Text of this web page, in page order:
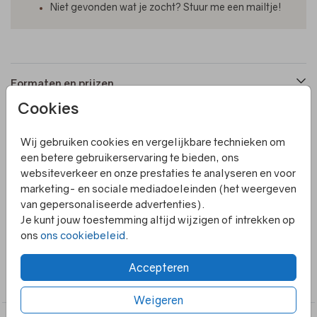
Cookies
Wij gebruiken cookies en vergelijkbare technieken om
een betere gebruikerservaring te bieden, ons
websiteverkeer en onze prestaties te analyseren en voor
marketing- en sociale mediadoeleinden (het weergeven
van gepersonaliseerde advertenties).
Je kunt jouw toestemming altijd wijzigen of intrekken op
ons ons cookiebeleid.
Accepteren
Weigeren
Niet gevonden wat je zocht? Stuur me een mailtje!
Formaten en prijzen
Productinformatie
Omschrijving
Dit rustige geboortekaartje heeft ruimte in de binnenkant
voor extra tekst of een foto. De kleuren kun je
gemakkelijk aanpassen in de editor.
Meisje